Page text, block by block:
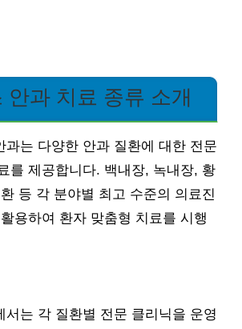
안과 치료 종류 소개
과는 다양한 안과 질환에 대한 전문
를 제공합니다. 백내장, 녹내장, 황
등 각 분야별 최고 수준의 의료진
용하여 환자 맞춤형 치료를 시행
서는 각 질환별 전문 클리닉을 운영